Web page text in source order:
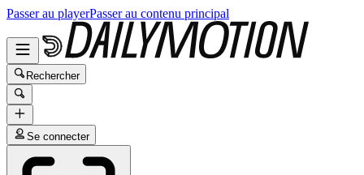
Passer au playerPasser au contenu principal
Rechercher
Se connecter